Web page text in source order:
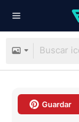
Guardar